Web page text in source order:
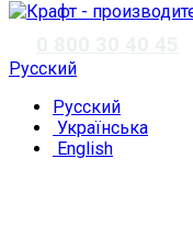
Русский
Русский
Українська
English